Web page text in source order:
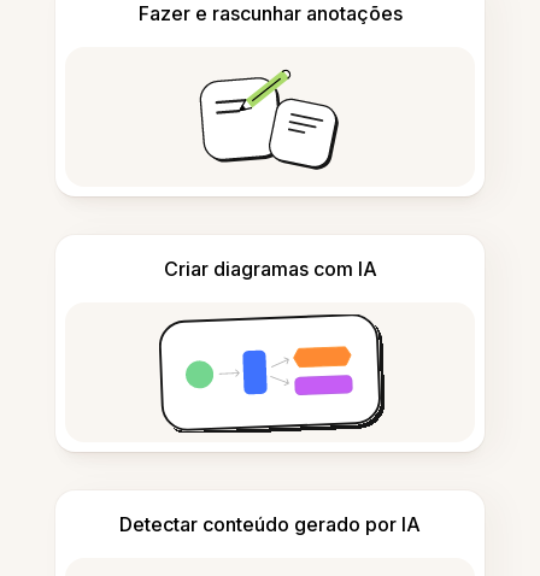
Fazer e rascunhar anotações
Criar diagramas com IA
Detectar conteúdo gerado por IA